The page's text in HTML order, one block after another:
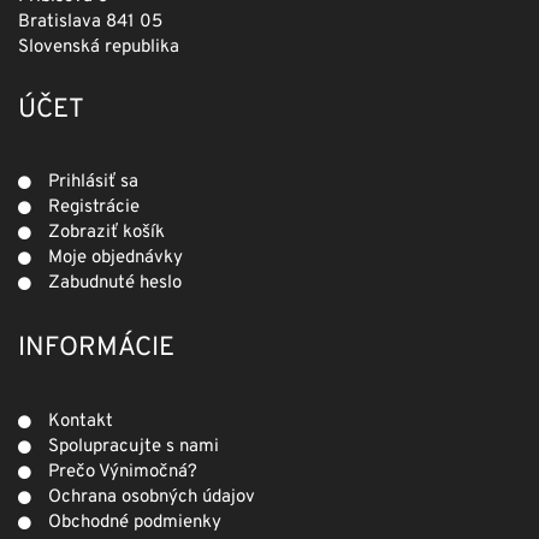
Bratislava 841 05
Slovenská republika
ÚČET
Prihlásiť sa
Registrácie
Zobraziť košík
Moje objednávky
Zabudnuté heslo
INFORMÁCIE
Kontakt
Spolupracujte s nami
Prečo Výnimočná?
Ochrana osobných údajov
Obchodné podmienky